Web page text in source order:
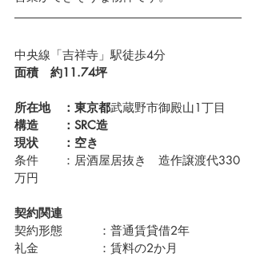
中央線「吉祥寺」駅徒歩4分
面積　約11.74坪
所在地　：東京都武蔵野市御殿山1丁目
構造　　：SRC造
現状　　：空き
条件　　：居酒屋居抜き　造作譲渡代330
万円
契約関連
契約形態　　　：普通賃貸借2年
礼金　　　　　：賃料の2か月